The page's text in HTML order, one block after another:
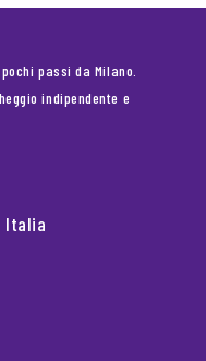
passi da Milano.
indipendente e
Italia